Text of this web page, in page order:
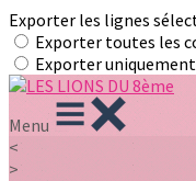
Exporter les lignes
Exporter toutes les
Exporter
Menu
<
>